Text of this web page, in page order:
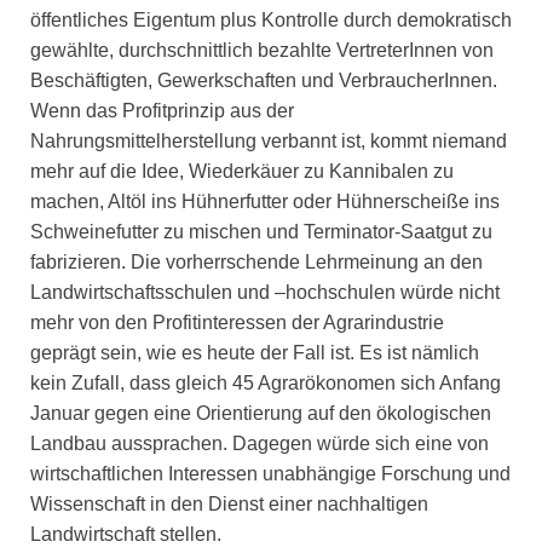
öffentliches Eigentum plus Kontrolle durch demokratisch
gewählte, durchschnittlich bezahlte VertreterInnen von
Beschäftigten, Gewerkschaften und VerbraucherInnen.
Wenn das Profitprinzip aus der
Nahrungsmittelherstellung verbannt ist, kommt niemand
mehr auf die Idee, Wiederkäuer zu Kannibalen zu
machen, Altöl ins Hühnerfutter oder Hühnerscheiße ins
Schweinefutter zu mischen und Terminator-Saatgut zu
fabrizieren. Die vorherrschende Lehrmeinung an den
Landwirtschaftsschulen und –hochschulen würde nicht
mehr von den Profitinteressen der Agrarindustrie
geprägt sein, wie es heute der Fall ist. Es ist nämlich
kein Zufall, dass gleich 45 Agrarökonomen sich Anfang
Januar gegen eine Orientierung auf den ökologischen
Landbau aussprachen. Dagegen würde sich eine von
wirtschaftlichen Interessen unabhängige Forschung und
Wissenschaft in den Dienst einer nachhaltigen
Landwirtschaft stellen.